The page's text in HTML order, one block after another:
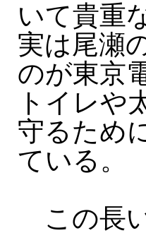
いて貴重
実は尾瀬
のが東京
トイレや
守るため
ている。
この長